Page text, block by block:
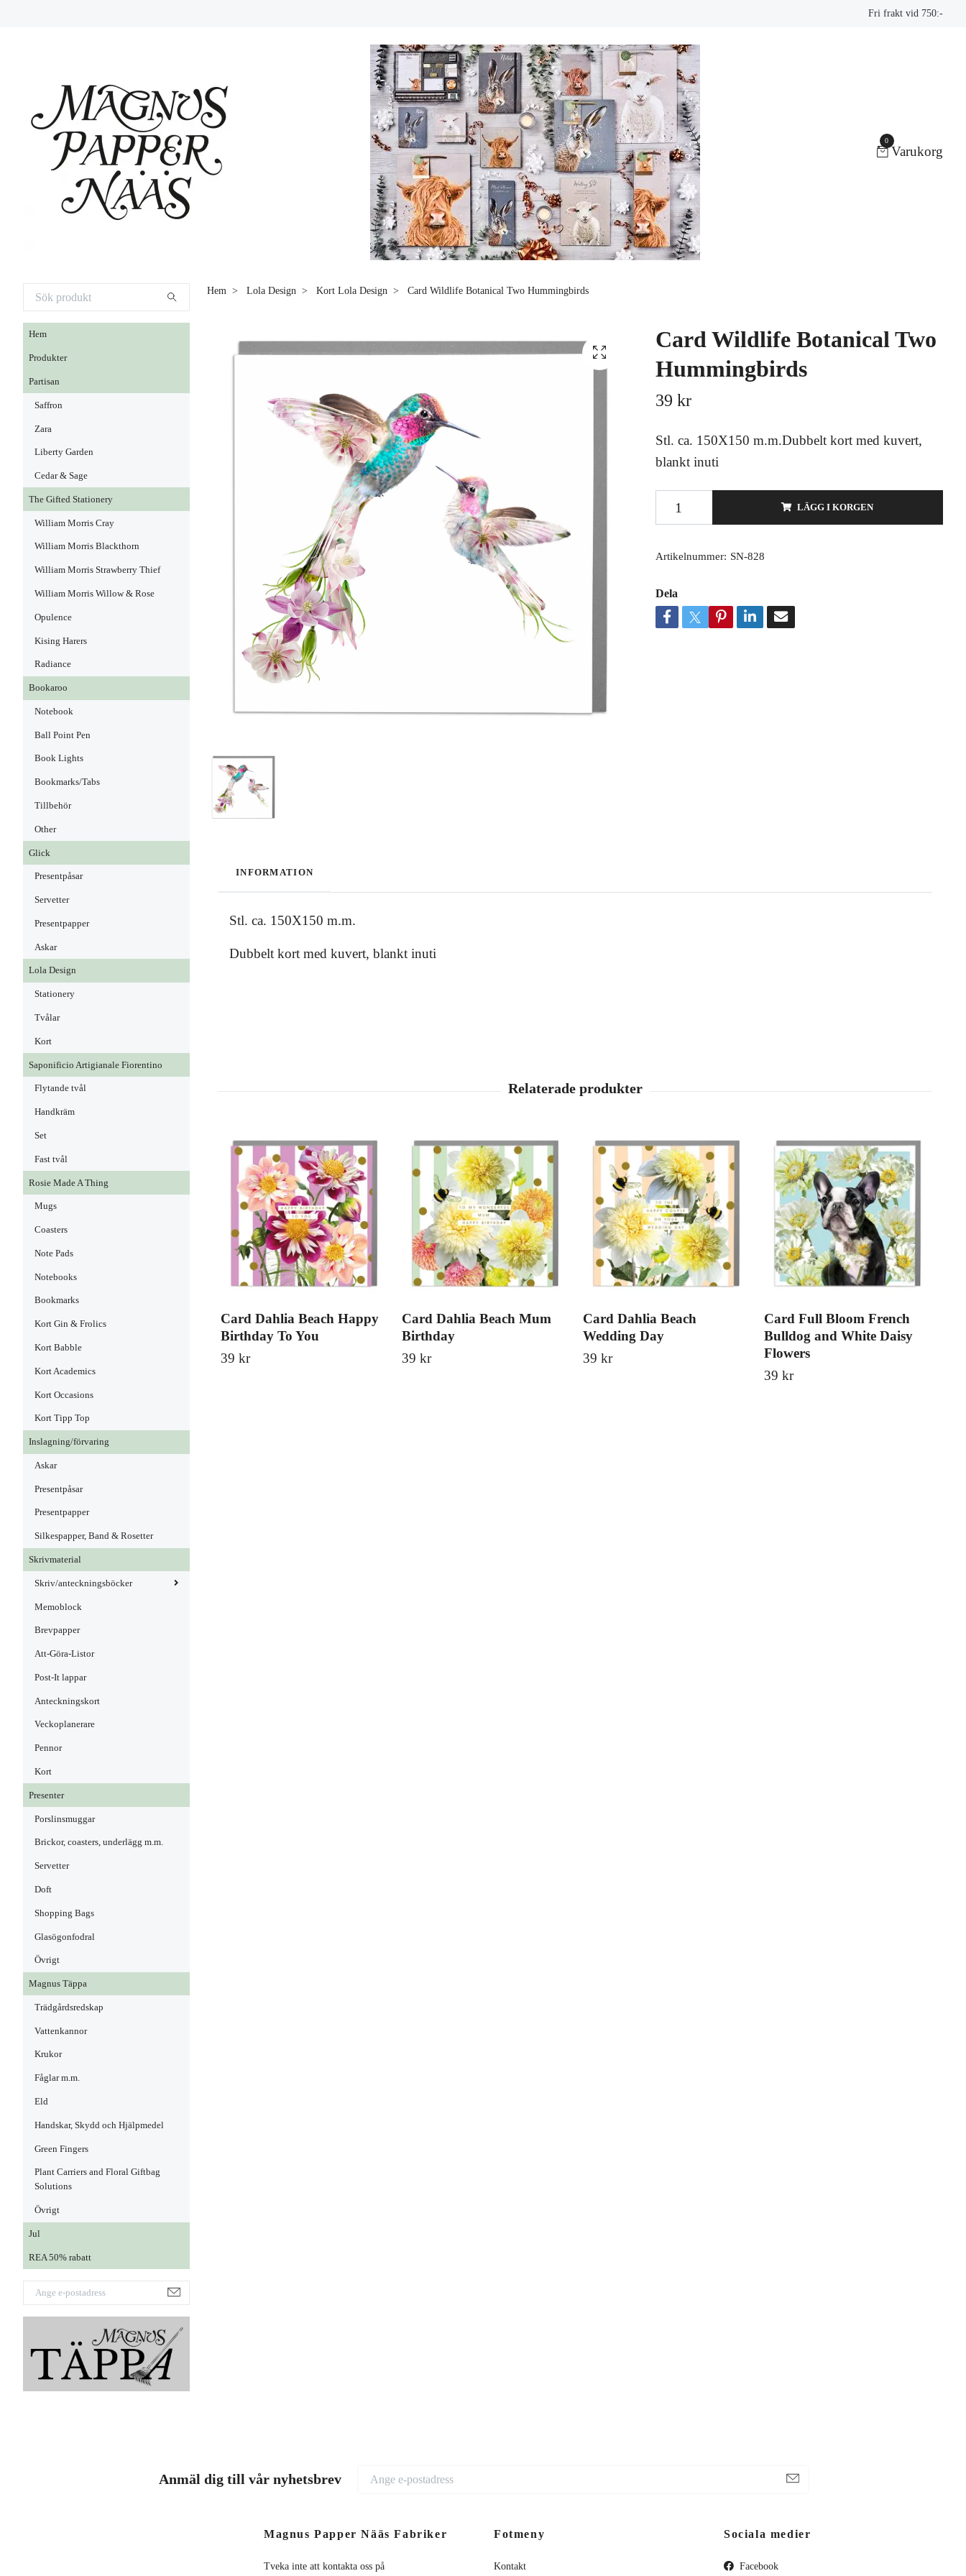
Fri frakt vid 750:-
0
Varukorg
Hem
Produkter
Partisan
Saffron
Zara
Liberty Garden
Cedar & Sage
The Gifted Stationery
William Morris Cray
William Morris Blackthorn
William Morris Strawberry Thief
William Morris Willow & Rose
Opulence
Kising Harers
Radiance
Bookaroo
Notebook
Ball Point Pen
Book Lights
Bookmarks/Tabs
Tillbehör
Other
Glick
Presentpåsar
Servetter
Presentpapper
Askar
Lola Design
Stationery
Tvålar
Kort
Saponificio Artigianale Fiorentino
Flytande tvål
Handkräm
Set
Fast tvål
Rosie Made A Thing
Mugs
Coasters
Note Pads
Notebooks
Bookmarks
Kort Gin & Frolics
Kort Babble
Kort Academics
Kort Occasions
Kort Tipp Top
Inslagning/förvaring
Askar
Presentpåsar
Presentpapper
Silkespapper, Band & Rosetter
Skrivmaterial
Skriv/anteckningsböcker
Memoblock
Brevpapper
Att-Göra-Listor
Post-It lappar
Anteckningskort
Veckoplanerare
Pennor
Kort
Presenter
Porslinsmuggar
Brickor, coasters, underlägg m.m.
Servetter
Doft
Shopping Bags
Glasögonfodral
Övrigt
Magnus Täppa
Trädgårdsredskap
Vattenkannor
Krukor
Fåglar m.m.
Eld
Handskar, Skydd och Hjälpmedel
Green Fingers
Plant Carriers and Floral Giftbag
Solutions
Övrigt
Jul
REA 50% rabatt
Hem Lola Design Kort Lola Design Card Wildlife Botanical Two Hummingbirds
Card Wildlife Botanical Two
Hummingbirds
39 kr
Stl. ca. 150X150 m.m.Dubbelt kort med kuvert,
blankt inuti
LÄGG I KORGEN
Artikelnummer: SN-828
Dela
INFORMATION
Stl. ca. 150X150 m.m.
Dubbelt kort med kuvert, blankt inuti
Card Dahlia Beach Happy
Birthday To You
39 kr
Card Dahlia Beach Mum
Birthday
39 kr
Card Dahlia Beach
Wedding Day
39 kr
Card Full Bloom French
Bulldog and White Daisy
Flowers
39 kr
Anmäl dig till vår nyhetsbrev
Magnus Papper Nääs Fabriker
Tveka inte att kontakta oss på
Fotmeny
Kontakt
Sociala medier
Facebook